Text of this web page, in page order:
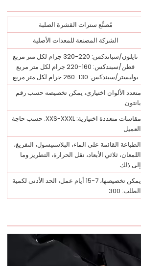
مُصنِّع سترات القشرة الصلبة
الشركة المصنعة للمعدات الأصلية
نايلون/سباندكس: 220-320 جرام لكل متر مربع
قطن/سبندكس: 160-220 جرام لكل متر مربع
بوليستر/سبندكس: 130-260 جرام لكل متر مربع
متعدد الألوان اختياري، يمكن تخصيصه حسب رقم
بانتون.
مقاسات متعددة اختيارية: XXS-XXXL. حسب حاجة
العميل
الطباعة القائمة على الماء، البلاستيسول، التفريغ،
اللمعان، ثلاثي الأبعاد، نقل الحرارة، التطريز وما
إلى ذلك.
يمكن تخصيصها، 7-15 أيام عمل، الحد الأدنى لكمية
الطلب: 300